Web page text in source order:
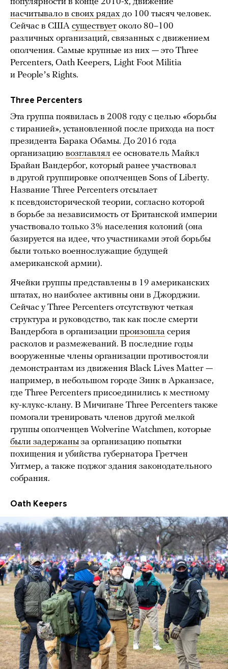
насчитывало в своих рядах до 100 тысяч человек.
Сейчас в США существует около 80–100
различных организаций, связанных с движением
ополчения. Самые крупные из них — это Three
Percenters, Oath Keepers, Light Foot Militia
и Peopleʼs Rights.
Three Percenters
Эта группа появилась в 2008 году с целью «борьбы
с тиранией», установленной после прихода на пост
президента Барака Обамы. До 2016 года
организацию возглавлял ее основатель Майкл
Брайан Вандербог, который ранее участвовал
в другой группировке ополченцев Sons of Liberty.
Название Three Percenters отсылает
к псевдоисторической теории, согласно которой
в борьбе за независимость от Британской империи
участвовало только 3% населения колоний (она
базируется на идее, что участниками этой борьбы
были только военнослужащие будущей
американской армии).
Ячейки группы представлены в 19 американских
штатах, но наиболее активны они в Джорджии.
Сейчас у Three Percenters отсутствуют четкая
структура и руководство, так как после смерти
Вандербога в организации произошла серия
расколов и размежеваний. В последние годы
вооруженные члены организации противостояли
демонстрантам из движения Black Lives Matter —
например, в небольшом городе Зинк в Арканзасе,
где Three Percenters присоединились к местному
ку-клукс-клану. В Мичигане Three Percenters также
помогали тренировать членов другой мелкой
группы ополченцев Wolverine Watchmen, которые
были задержаны за организацию попытки
похищения и убийства губернатора Гретчен
Уитмер, а также поджог здания законодательного
собрания.
Oath Keepers